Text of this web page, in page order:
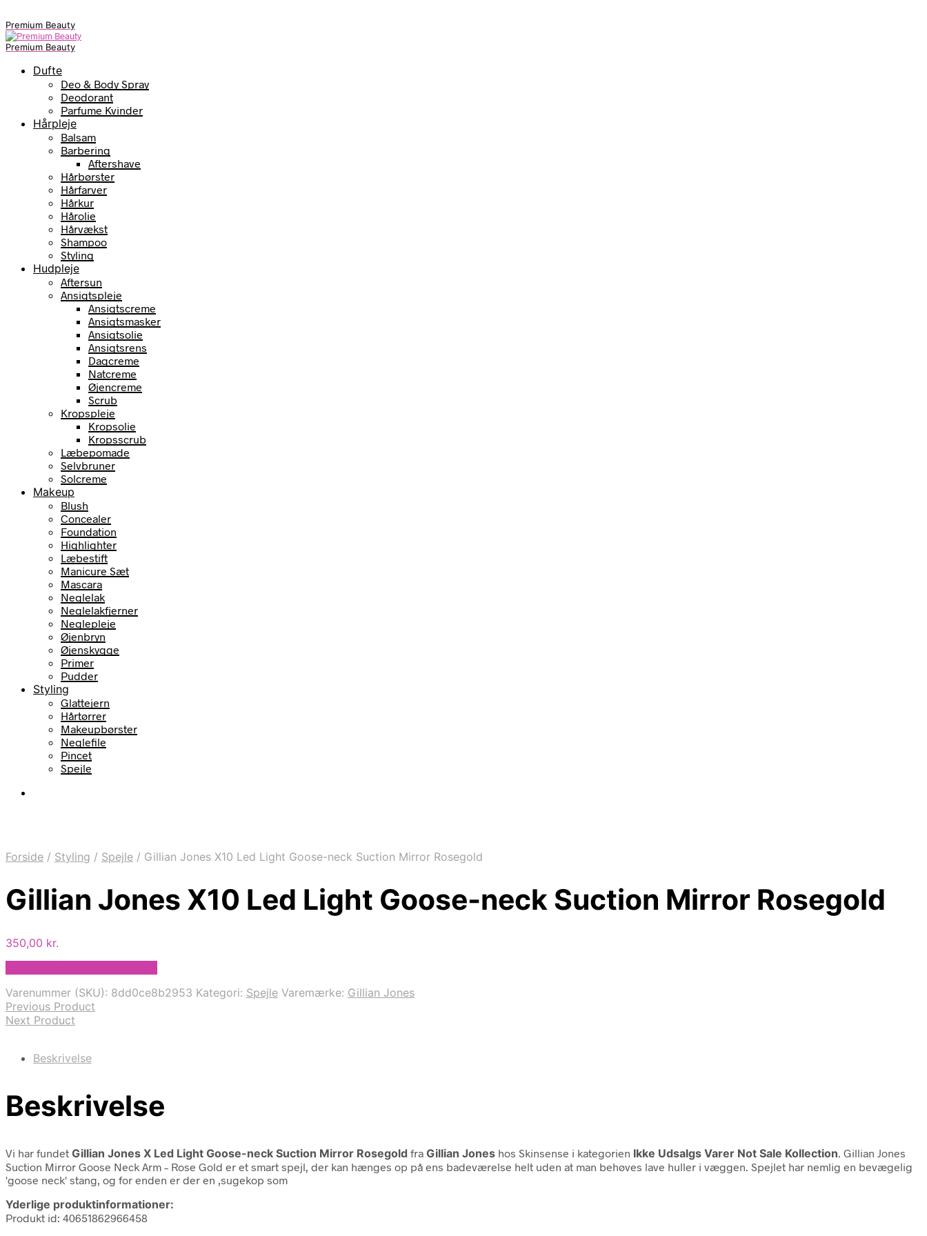
Premium Beauty
Premium Beauty
Dufte
Deo & Body Spray
Deodorant
Parfume Kvinder
Hårpleje
Balsam
Barbering
Aftershave
Hårbørster
Hårfarver
Hårkur
Hårolie
Hårvækst
Shampoo
Styling
Hudpleje
Aftersun
Ansigtspleje
Ansigtscreme
Ansigtsmasker
Ansigtsolie
Ansigtsrens
Dagcreme
Natcreme
Øjencreme
Scrub
Kropspleje
Kropsolie
Kropsscrub
Læbepomade
Selvbruner
Solcreme
Makeup
Blush
Concealer
Foundation
Highlighter
Læbestift
Manicure Sæt
Mascara
Neglelak
Neglelakfjerner
Neglepleje
Øjenbryn
Øjenskygge
Primer
Pudder
Styling
Glattejern
Hårtørrer
Makeupbørster
Neglefile
Pincet
Spejle
Forside / Styling / Spejle / Gillian Jones X10 Led Light Goose-neck Suction Mirror Rosegold
Gillian Jones X10 Led Light Goose-neck Suction Mirror Rosegold
350,00 kr.
Varenummer (SKU): 8dd0ce8b2953 Kategori: Spejle Varemærke: Gillian Jones
Previous Product
Next Product
Beskrivelse
Beskrivelse
Vi har fundet Gillian Jones X Led Light Goose-neck Suction Mirror Rosegold fra Gillian Jones hos Skinsense i kategorien Ikke Udsalgs Varer Not Sale Kollection . Gillian Jones
Suction Mirror Goose Neck Arm – Rose Gold er et smart spejl, der kan hænges op på ens badeværelse helt uden at man behøves lave huller i væggen. Spejlet har nemlig en bevægelig
'goose neck' stang, og for enden er der en ,sugekop som
Yderlige produktinformationer:
Produkt id: 40651862966458